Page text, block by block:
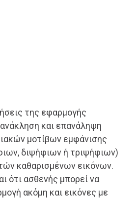
της εφαρμογής
και επανάληψη
μοτίβων εμφάνισης
διψήφιων ή τριψήφιων)
καθαρισμένων εικόνων.
ότι ασθενής μπορεί να
ακόμη και εικόνες με